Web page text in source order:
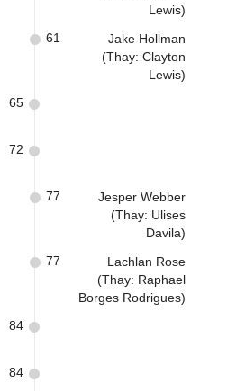
Lewis)
Jake Hollman
(Thay: Clayton
Lewis)
61
65
72
Jesper Webber
(Thay: Ulises
Davila)
77
Lachlan Rose
(Thay: Raphael
Borges Rodrigues)
77
84
84